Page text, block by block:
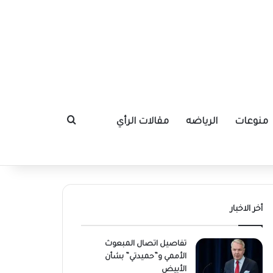
منوعات الرياضه مقالات الرأي بحث عن
أخر الاخبار
تفاصيل اتصال المبعوث
الأممي و”حميدتي” بشأن
الأبيض